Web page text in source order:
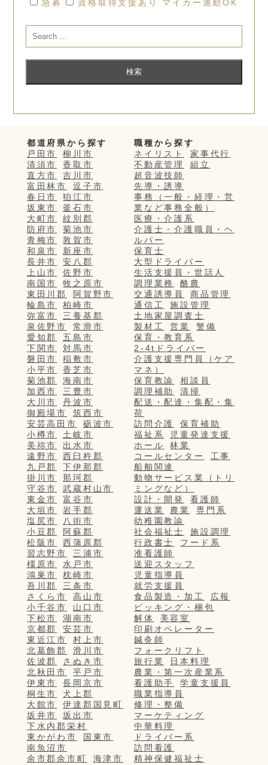
急募 資格取得支援あり マイカー通勤OK
都道府県から探す
戸田市
柳川市
清須市
香取市
直方市
吉川市
富田林市
逗子市
春日市
狛江市
坂東市
釜石市
大町市
紋別郡
防府市
菊池市
青梅市
敦賀市
和泉市
新座市
長井市
安八郡
上山市
佐野市
南国市
牧之原市
東田川郡
阿賀野市
輪島市
柏崎市
弥富市
三養基郡
泉佐野市
常滑市
愛知郡
五島市
下関市
対馬市
磐田市
稲敷市
小平市
香芝市
菊池郡
海南市
加西市
三豊市
大川市
丹波市
御殿場市
筑西市
安芸高田市
砺波市
小樽市
土岐市
美祢市
出水市
遠野市
西臼杵郡
九戸郡
下伊那郡
掛川市
那珂郡
守谷市
武蔵村山市
東金市
富谷市
大垣市
岩手郡
塩尻市
八街市
小豆郡
阿蘇郡
松阪市
西蒲原郡
習志野市
三浦市
橿原市
水戸市
鴻巣市
枕崎市
吾川郡
三条市
さくら市
高山市
小千谷市
山口市
下松市
湖南市
京都郡
安芸市
東近江市
村上市
北葛飾郡
滑川市
佐波郡
さぬき市
北秋田市
平戸市
伊東市
長岡京市
桐生市
犬上郡
大館市
伊達郡国見町
坂井市
坂出市
下水内郡栄村
東かがわ市
国東市
南魚沼市
余市郡余市町
海津市
職種から探す
ネイリスト
家事代行
不動産管理
組立
超音波技師
先導・誘導
事務（一般・経理・営
業など事務全般）
医療・介護系
介護士・介護職員・ヘ
ルパー
保育士
大型ドライバー
生活支援員・世話人
調理業務
酪農
交通誘導員
商品管理
通信工
施設管理
土地家屋調査士
製材工
営業
警備
保育・教育系
2-4tドライバー
介護支援専門員（ケア
マネ）
保育教諭
相談員
調理補助
清掃
配送・配達・集配・集
荷
訪問介護
保育補助
福祉系
児童発達支援
ホール
林業
コールセンター
工事
船舶関連
動物サービス業（トリ
ミングなど）
設計・開発
看護師
運送業
農業
専門系
幼稚園教諭
社会福祉士
施設調理
行政書士
フード系
准看護師
送迎スタッフ
児童指導員
就労支援員
食品製造・加工
広報
ピッキング・梱包
解体
美容室
印刷オペレーター
鍼灸師
フォークリフト
旅行業
日本料理
農業・第一次産業系
看護助手
学童支援員
職業指導員
修理・整備
マーケティング
中華料理
ドライバー系
訪問看護
精神保健福祉士